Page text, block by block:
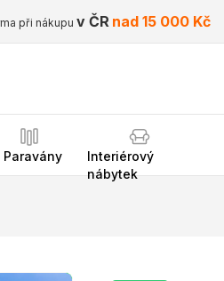
při nákupu v ČR nad 15 000 Kč
Paravány
Interiérový
nábytek